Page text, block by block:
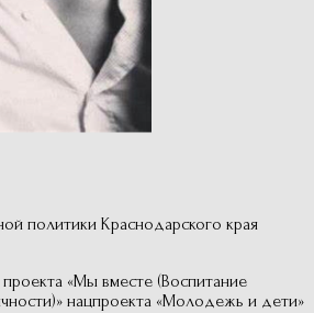
политики Краснодарского края
«Мы вместе (Воспитание
нацпроекта «Молодежь и дети»